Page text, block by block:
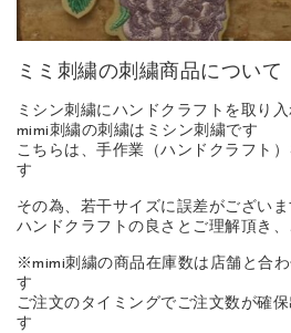
ミミ刺繍の刺繍商品について
ミシン刺繍にハンドクラフトを取り
mimi刺繍の刺繍はミシン刺繍です
こちらは、手作業（ハンドクラフト
す
その為、若干サイズに誤差がござい
ハンドクラフトの良さとご理解頂き
※mimi刺繍の商品在庫数は店舗と合
す
ご注文のタイミングでご注文数が確
す